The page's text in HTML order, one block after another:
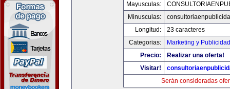
Mayusculas:
Minusculas:
Longitud:
23 caracteres
Categorias:
Marketing y Publicidad
Precio:
Realizar una oferta!
Visitar!
Serán consideradas